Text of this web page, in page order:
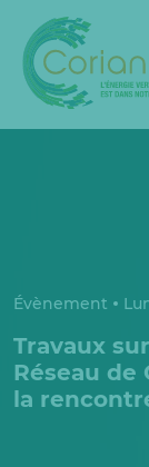
Évènement
Travaux
Réseau de
la